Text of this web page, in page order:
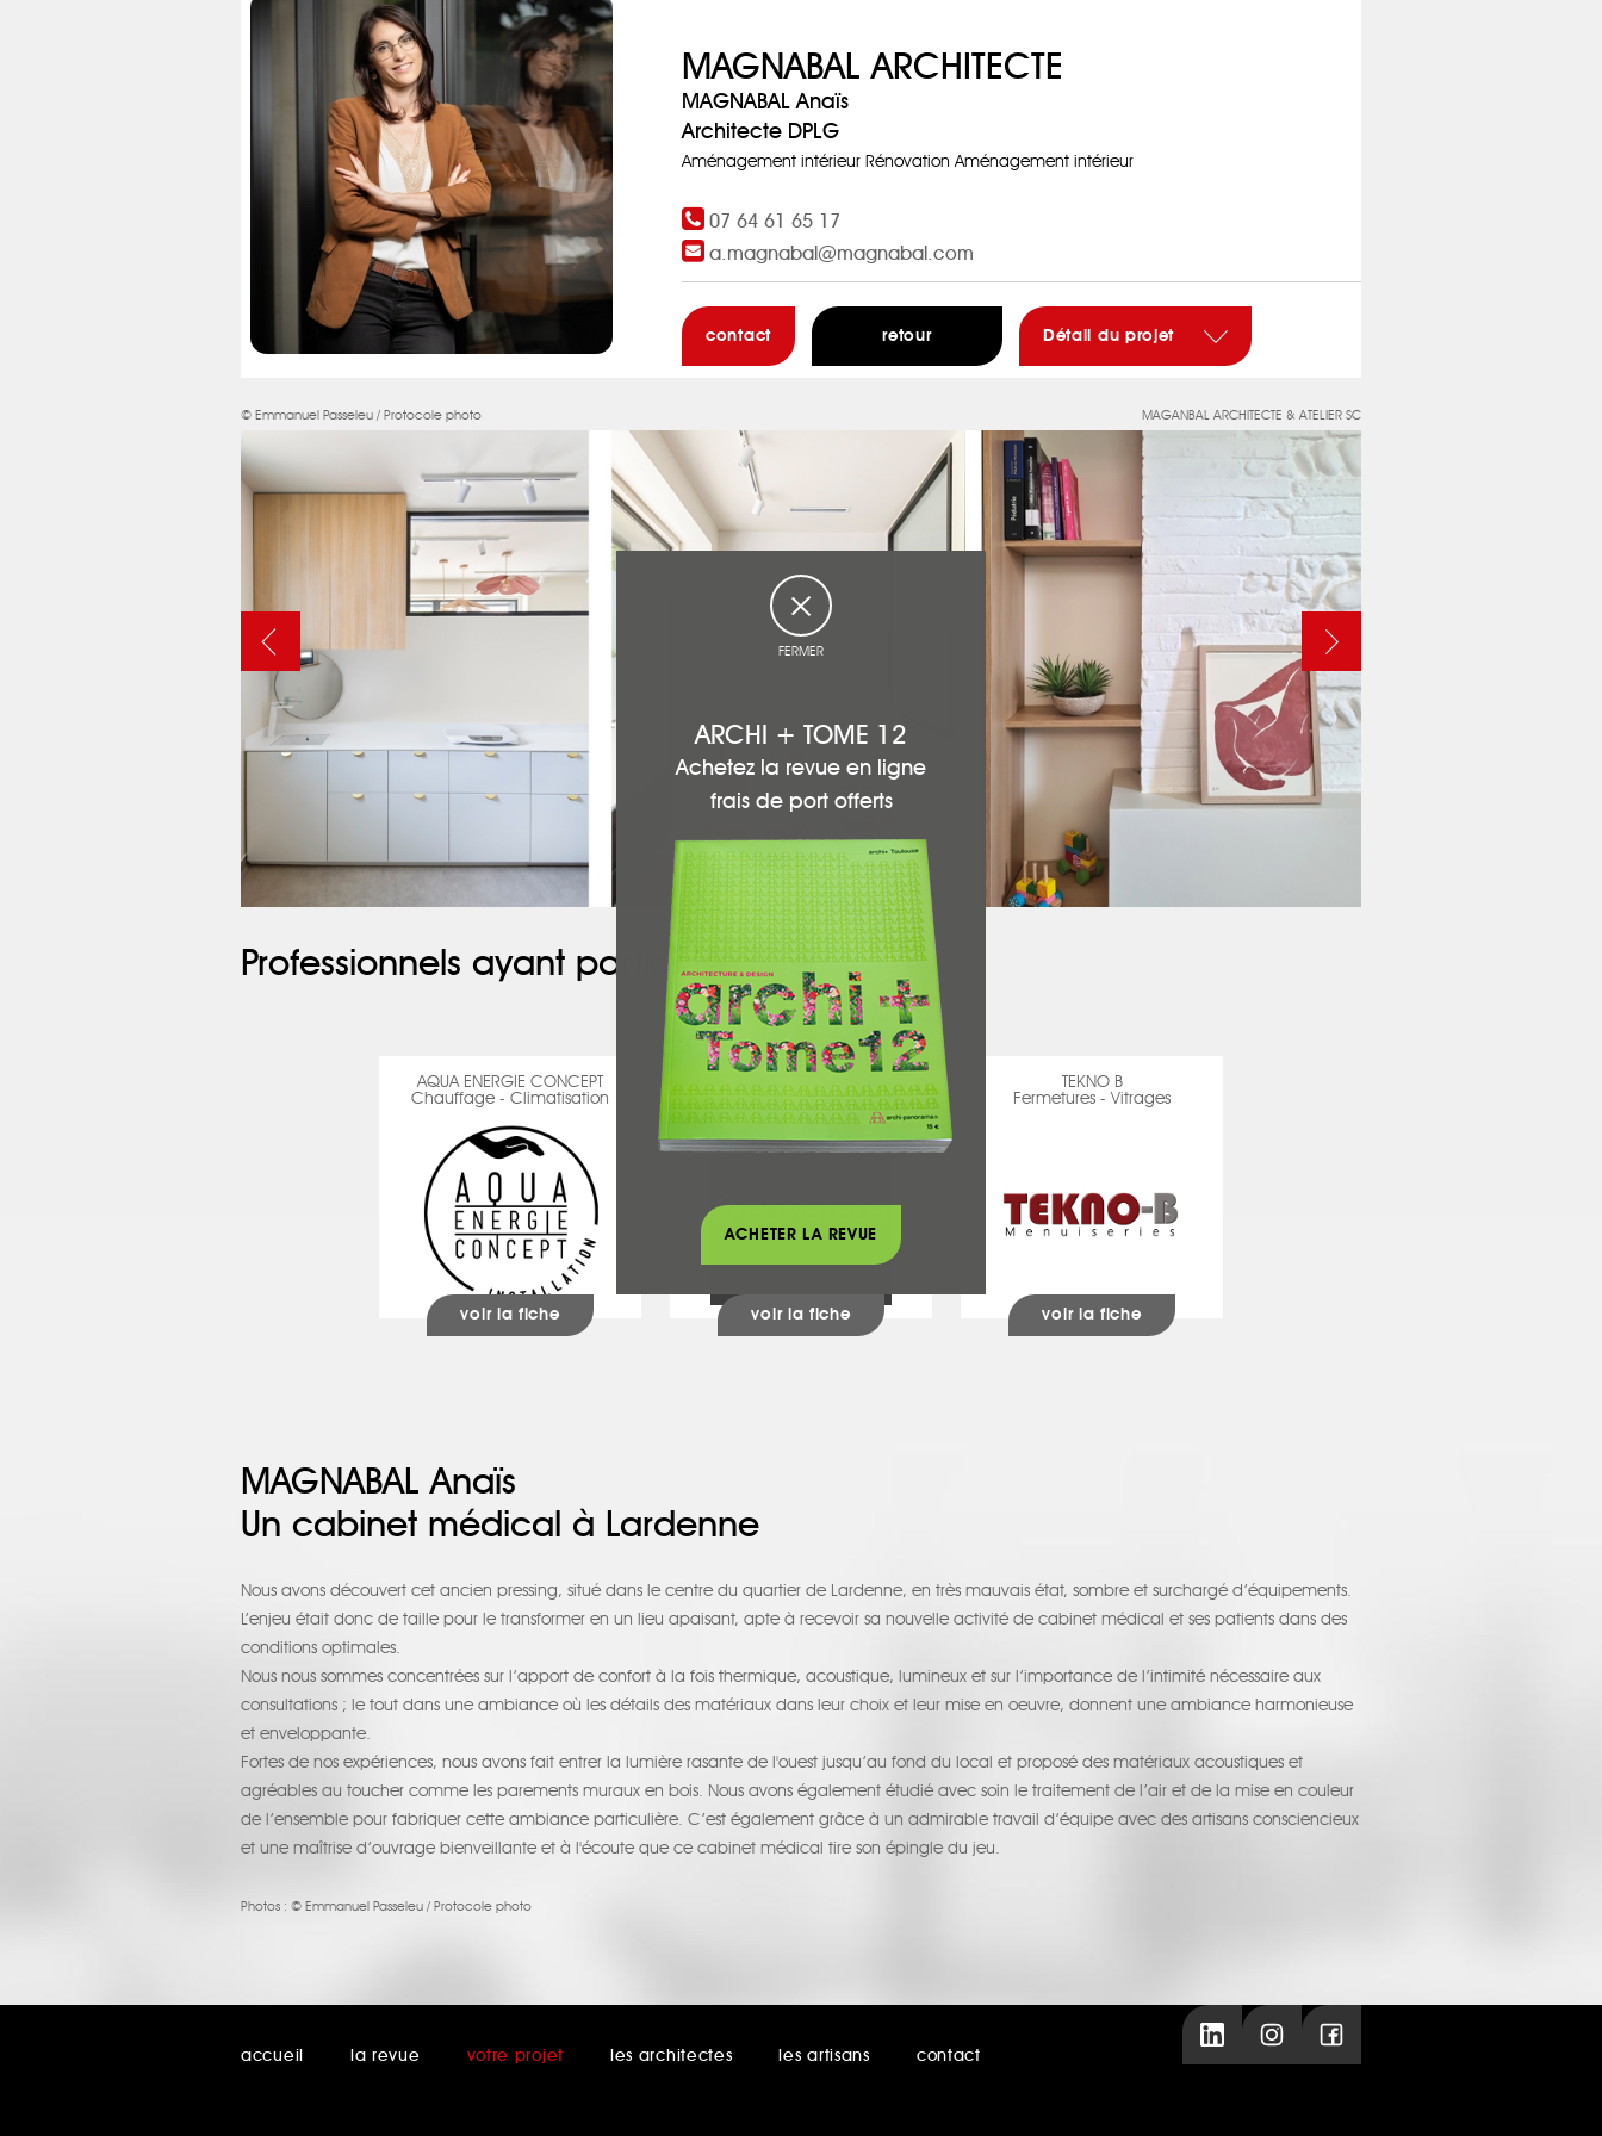
MAGNABAL ARCHITECTE
MAGNABAL Anaïs
Architecte DPLG
Aménagement intérieur Rénovation Aménagement intérieur
07 64 61 65 17
a.magnabal@magnabal.com
contact retour Détail du projet
© Emmanuel Passeleu / Protocole photo MAGANBAL ARCHITECTE & ATELIER SC
Professionnels ayant participé à ce projet :
AQUA ENERGIE CONCEPT
Chauffage - Climatisation
voir la fiche
HOMETECH
Chauffage - Climatisation
voir la fiche
TEKNO B
Fermetures - Vitrages
voir la fiche
MAGNABAL Anaïs
Un cabinet médical à Lardenne
Nous avons découvert cet ancien pressing, situé dans le centre du quartier de Lardenne, en très mauvais état, sombre et surchargé d’équipements.
L’enjeu était donc de taille pour le transformer en un lieu apaisant, apte à recevoir sa nouvelle activité de cabinet médical et ses patients dans des
conditions optimales.
Nous nous sommes concentrées sur l’apport de confort à la fois thermique, acoustique, lumineux et sur l’importance de l’intimité nécessaire aux
consultations ; le tout dans une ambiance où les détails des matériaux dans leur choix et leur mise en oeuvre, donnent une ambiance harmonieuse
et enveloppante.
Fortes de nos expériences, nous avons fait entrer la lumière rasante de l'ouest jusqu’au fond du local et proposé des matériaux acoustiques et
agréables au toucher comme les parements muraux en bois. Nous avons également étudié avec soin le traitement de l’air et de la mise en couleur
de l’ensemble pour fabriquer cette ambiance particulière. C’est également grâce à un admirable travail d’équipe avec des artisans consciencieux
et une maîtrise d’ouvrage bienveillante et à l'écoute que ce cabinet médical tire son épingle du jeu.
Photos : © Emmanuel Passeleu / Protocole photo
accueil la revue votre projet les architectes les artisans contact
FERMER
ARCHI + TOME 12
Achetez la revue en ligne
frais de port offerts
ACHETER LA REVUE